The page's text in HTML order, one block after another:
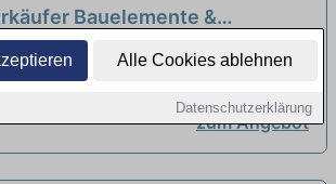
Alle Cookies ablehnen
Datenschutzerklärung
Bauelemente &
- auch Quereinsteiger
w/d) neu
BauMarkt GmbH | Wangen im Allgäu
zum Angebot